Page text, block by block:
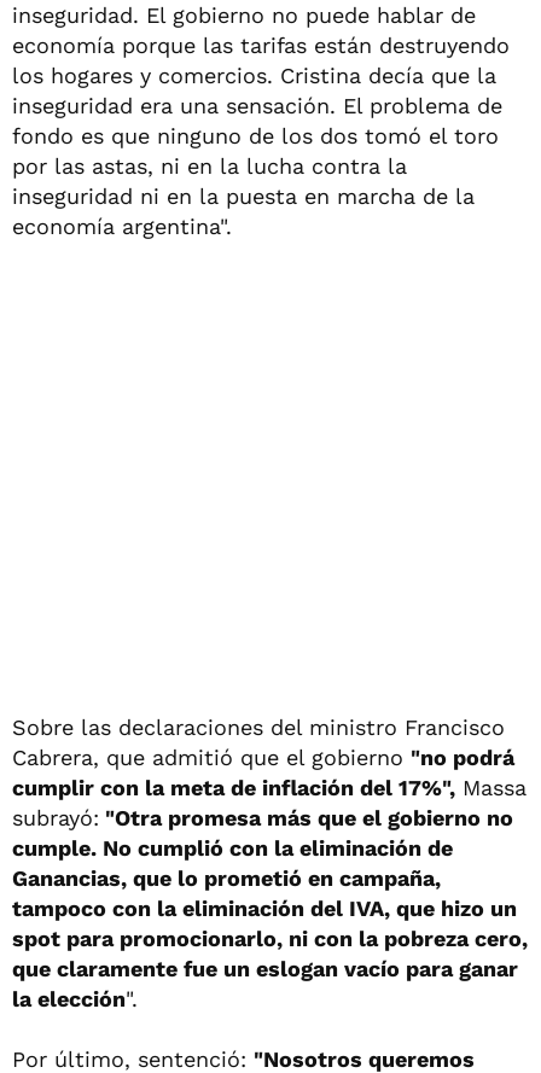
inseguridad. El gobierno no puede hablar de
economía porque las tarifas están destruyendo
los hogares y comercios. Cristina decía que la
inseguridad era una sensación. El problema de
fondo es que ninguno de los dos tomó el toro
por las astas, ni en la lucha contra la
inseguridad ni en la puesta en marcha de la
economía argentina".
Sobre las declaraciones del ministro Francisco
Cabrera, que admitió que el gobierno "no podrá
cumplir con la meta de inflación del 17%", Massa
subrayó: "Otra promesa más que el gobierno no
cumple. No cumplió con la eliminación de
Ganancias, que lo prometió en campaña,
tampoco con la eliminación del IVA, que hizo un
spot para promocionarlo, ni con la pobreza cero,
que claramente fue un eslogan vacío para ganar
la elección".
Por último, sentenció: "Nosotros queremos